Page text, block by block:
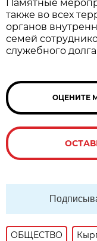
Памятные
также во всех
органов
семей
служебного
ОЦЕНИТЕ
ОБЩЕСТВО